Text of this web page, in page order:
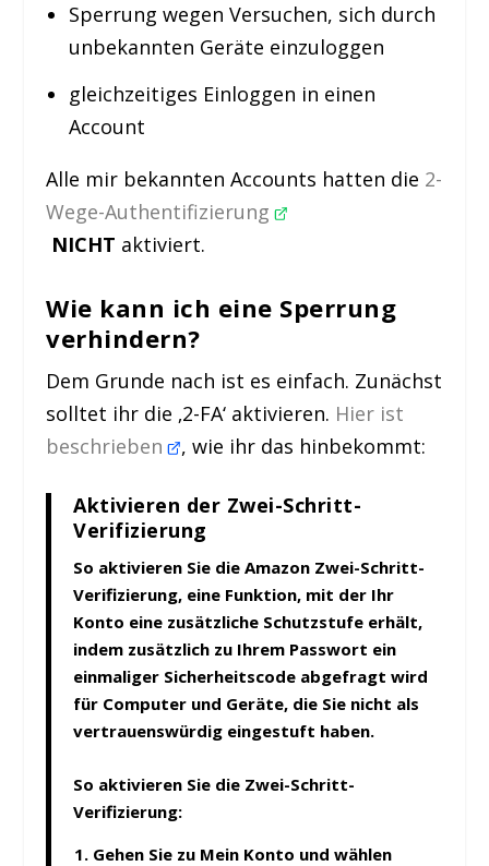
Sperrung wegen Versuchen, sich durch
unbekannten Geräte einzuloggen
gleichzeitiges Einloggen in einen
Account
Alle mir bekannten Accounts hatten die 2-
Wege-Authentifizierung
NICHT aktiviert.
Wie kann ich eine Sperrung
verhindern?
Dem Grunde nach ist es einfach. Zunächst
solltet ihr die ‚2-FA‘ aktivieren. Hier ist
beschrieben , wie ihr das hinbekommt:
Aktivieren der Zwei-Schritt-
Verifizierung
So aktivieren Sie die Amazon Zwei-Schritt-
Verifizierung, eine Funktion, mit der Ihr
Konto eine zusätzliche Schutzstufe erhält,
indem zusätzlich zu Ihrem Passwort ein
einmaliger Sicherheitscode abgefragt wird
für Computer und Geräte, die Sie nicht als
vertrauenswürdig eingestuft haben.
So aktivieren Sie die Zwei-Schritt-
Verifizierung:
Gehen Sie zuMein Konto und wählen